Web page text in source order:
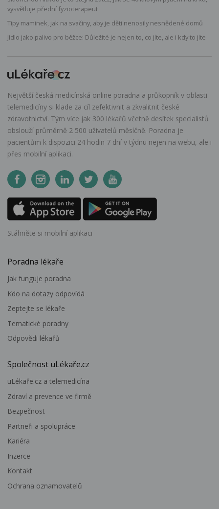
vysvětluje přední fyzioterapeut
Tipy maminek, jak na svačiny, aby je děti nenosily nesnědené domů
Jídlo jako palivo pro běžce: Důležité je nejen to, co jíte, ale i kdy to jíte
Největší česká medicínská online poradna a průkopník v oblasti
telemedicíny si klade za cíl zefektivnit a zkvalitnit české
zdravotnictví. Tým více jak 300 lékařů včetně desítek specialistů
obslouží průměrně 2 500 uživatelů měsíčně. Poradna je
pacientům k dispozici 24 hodin 7 dní v týdnu nejen na webu, ale i
přes mobilní aplikaci.
Stáhněte si mobilní aplikaci
Poradna lékaře
Jak funguje poradna
Kdo na dotazy odpovídá
Zeptejte se lékaře
Tematické poradny
Odpovědi lékařů
Společnost uLékaře.cz
uLékaře.cz a telemedicína
Zdraví a prevence ve firmě
Bezpečnost
Partneři a spolupráce
Kariéra
Inzerce
Kontakt
Ochrana oznamovatelů